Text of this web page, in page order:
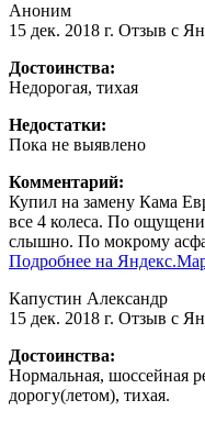
Аноним
15 дек. 2018 г. Отзыв с
Достоинства:
Недорогая, тихая
Недостатки:
Пока не выявлено
Комментарий:
Купил на замену Кама
все 4 колеса. По
слышно. По мокрому
Подробнее на
Капустин Александр
15 дек. 2018 г. Отзыв с
Достоинства:
Нормальная, шоссейная
дорогу(летом), тихая.